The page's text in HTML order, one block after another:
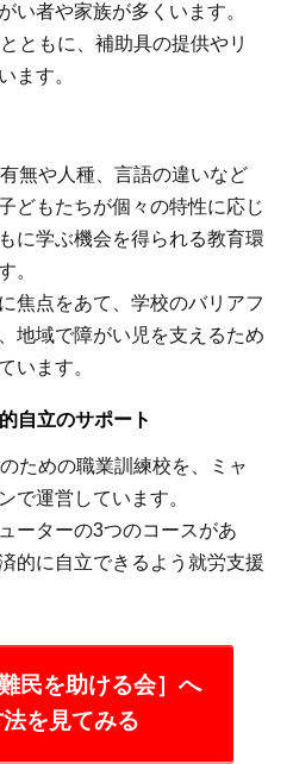
い者や家族が多くいます。
ともに、補助具の提供やリ
ます。
無や人種、言語の違いなど
どもたちが個々の特性に応じ
に学ぶ機会を得られる教育環
。
焦点をあて、学校のバリアフ
地域で障がい児を支えるため
います。
自立のサポート
ための職業訓練校を、ミャ
で運営しています。
ーターの3つのコースがあ
的に自立できるよう就労支援
民を助ける会］へ
を見てみる